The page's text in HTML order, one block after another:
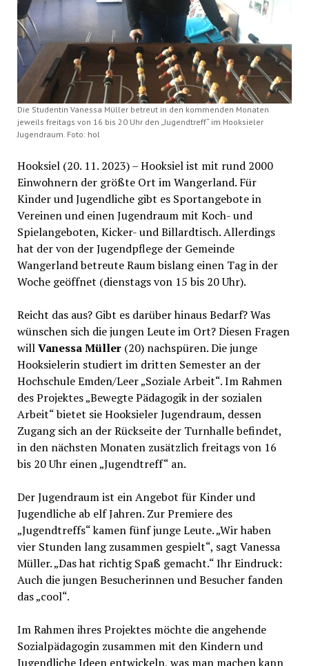
Die Studentin Vanessa Müller betreut in den kommenden Monaten
jeweils freitags von 16 bis 20 Uhr den „Jugendtreff“ im Hooksieler
Jugendraum. Foto: hol
Hooksiel (20. 11. 2023) – Hooksiel ist mit rund 2000
Einwohnern der größte Ort im Wangerland. Für
Kinder und Jugendliche gibt es Sportangebote in
Vereinen und einen Jugendraum mit Koch- und
Spielangeboten, Kicker- und Billardtisch. Allerdings
hat der von der Jugendpflege der Gemeinde
Wangerland betreute Raum bislang einen Tag in der
Woche geöffnet (dienstags von 15 bis 20 Uhr).
Reicht das aus? Gibt es darüber hinaus Bedarf? Was
wünschen sich die jungen Leute im Ort? Diesen Fragen
willVanessa Müller(20) nachspüren. Die junge
Hooksielerin studiert im dritten Semester an der
Hochschule Emden/Leer „Soziale Arbeit“. Im Rahmen
des Projektes „Bewegte Pädagogik in der sozialen
Arbeit“ bietet sie Hooksieler Jugendraum, dessen
Zugang sich an der Rückseite der Turnhalle befindet,
in den nächsten Monaten zusätzlich freitags von 16
bis 20 Uhr einen „Jugendtreff“ an.
Der Jugendraum ist ein Angebot für Kinder und
Jugendliche ab elf Jahren. Zur Premiere des
„Jugendtreffs“ kamen fünf junge Leute. „Wir haben
vier Stunden lang zusammen gespielt“, sagt Vanessa
Müller. „Das hat richtig Spaß gemacht.“ Ihr Eindruck:
Auch die jungen Besucherinnen und Besucher fanden
das „cool“.
Im Rahmen ihres Projektes möchte die angehende
Sozialpädagogin zusammen mit den Kindern und
Jugendliche Ideen entwickeln, was man machen kann